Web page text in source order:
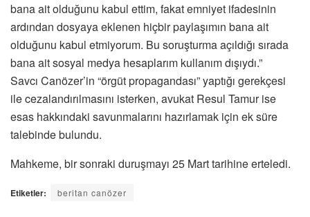
bana ait olduğunu kabul ettim, fakat emniyet ifadesinin
ardından dosyaya eklenen hiçbir paylaşımın bana ait
olduğunu kabul etmiyorum. Bu soruşturma açıldığı sırada
bana ait sosyal medya hesaplarım kullanım dışıydı.”
Savcı Canözer’in “örgüt propagandası” yaptığı gerekçesi
ile cezalandırılmasını isterken, avukat Resul Tamur ise
esas hakkındaki savunmalarını hazırlamak için ek süre
talebinde bulundu.
Mahkeme, bir sonraki duruşmayı 25 Mart tarihine erteledi.
Etiketler: beritan canözer